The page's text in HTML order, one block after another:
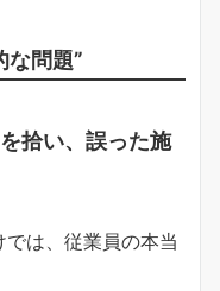
な問題”
拾い、誤った施
は、従業員の本当